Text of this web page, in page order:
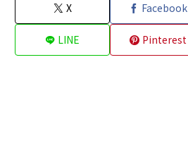
X Facebook
LINE Pinterest